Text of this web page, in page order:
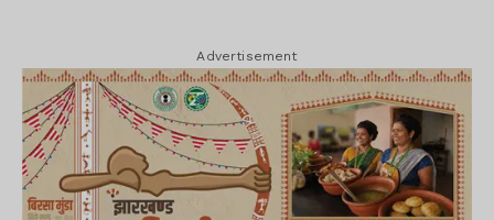
Advertisement